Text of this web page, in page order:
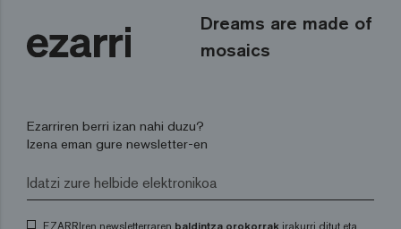
Dreams are made of
mosaics
Ezarriren berri izan nahi duzu?
Izena eman gure newsletter-en
baldintza orokorrak